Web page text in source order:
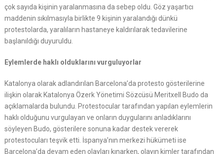
çok sayıda kişinin yaralanmasına da sebep oldu. Göz yaşartıcı
maddenin sıkılmasıyla birlikte 9 kişinin yaralandığı dünkü
protestolarda, yaralıların hastaneye kaldırılarak tedavilerine
başlanıldığı duyuruldu.
Eylemlerde haklı olduklarını vurguluyorlar
Katalonya olarak adlandırılan Barcelona’da protesto gösterilerine
ilişkin olarak Katalonya Özerk Yönetimi Sözcüsü Meritxell Budo da
açıklamalarda bulundu. Protestocular tarafından yapılan eylemlerin
haklı olduğunu vurgulayan ve onların duygularını anladıklarını
söyleyen Budo, gösterilere sonuna kadar destek vererek
protestocuları teşvik etti. İspanya’nın merkezi hükümeti ise
Barcelona’da devam eden olayları kınarken, olayın kimler tarafından